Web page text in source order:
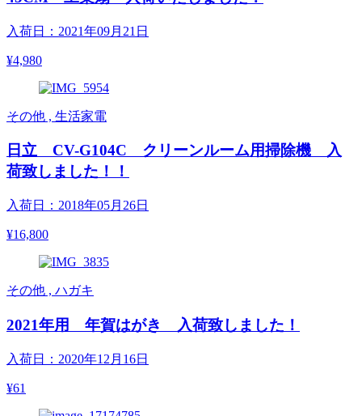
入荷日：2021年09月21日
¥4,980
その他 , 生活家電
日立 CV-G104C クリーンルーム用掃除機 入
荷致しました！！
入荷日：2018年05月26日
¥16,800
その他 , ハガキ
2021年用 年賀はがき 入荷致しました！
入荷日：2020年12月16日
¥61